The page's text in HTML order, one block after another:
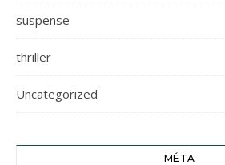
suspense
thriller
Uncategorized
MÉTA